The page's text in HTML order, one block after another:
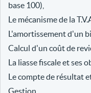
base 100),
Le mécanisme de la
L'amortissement d'un
Calcul d'un coût de
La liasse fiscale et ses
Le compte de résultat
Gestion,